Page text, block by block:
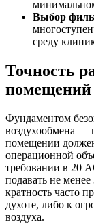
Выбор
среду
Точность
помещений
Фундаментом
воздухообмена —
помещении
операционной
требовании в 20
подавать не
кратность часто
духоте, либо к
воздуха.